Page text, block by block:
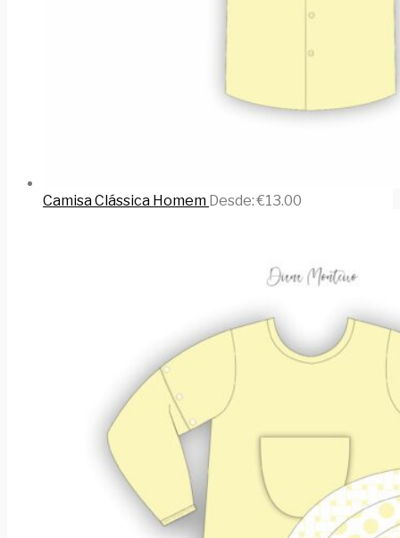
Camisa Clássica Homem Desde:€13.00